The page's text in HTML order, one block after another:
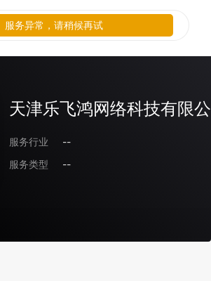
天津乐飞鸿网络科技有限
服务行业
--
服务类型
--
服务异常，请稍候再试